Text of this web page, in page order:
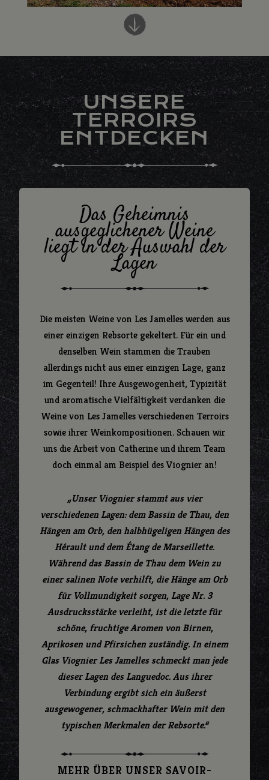
UNSERE
TERROIRS
ENTDECKEN
Das Geheimnis
ausgeglichener Weine
liegt in der Auswahl der
Lagen
Die meisten Weine von Les Jamelles werden aus
einer einzigen Rebsorte gekeltert. Für ein und
denselben Wein stammen die Trauben
allerdings nicht aus einer einzigen Lage, ganz
im Gegenteil! Ihre Ausgewogenheit, Typizität
und aromatische Vielfältigkeit verdanken die
Weine von Les Jamelles verschiedenen Terroirs
sowie ihrer Weinkompositionen. Schauen wir
uns die Arbeit von Catherine und ihrem Team
doch einmal am Beispiel des Viognier an!
„Unser Viognier stammt aus vier
verschiedenen Lagen: dem Bassin de Thau, den
Hängen am Orb, den halbhügeligen Hängen des
Hérault und dem Étang de Marseillette.
Während das Bassin de Thau dem Wein zu
einer salinen Note verhilft, die Hänge am Orb
für Vollmundigkeit sorgen, Lage Nr. 3
Ausdrucksstärke verleiht, ist die letzte für
schöne, fruchtige Aromen von Birnen,
Aprikosen und Pfirsichen zuständig. In einem
Glas Viognier Les Jamelles schmeckt man jede
dieser Lagen des Languedoc. Aus ihrer
Verbindung ergibt sich ein äußerst
ausgewogener, schmackhafter Wein mit den
typischen Merkmalen der Rebsorte.“
MEHR ÜBER UNSER SAVOIR-